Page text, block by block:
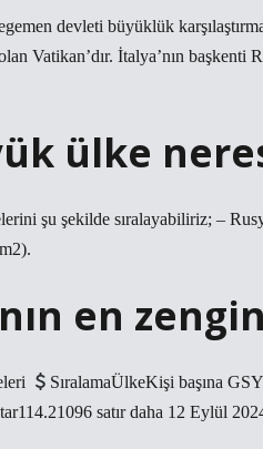
devleti büyüklük
Vatikan’dır. İtalya’nın
ülke
şu şekilde sıralayabiliriz; –
en
SıralamaÜlkeKişi başına
satır daha 12 Eylül